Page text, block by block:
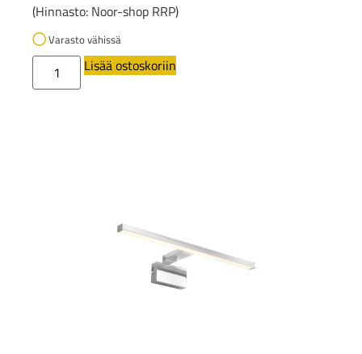
(Hinnasto: Noor-shop RRP)
Varasto vähissä
Lisää ostoskoriin